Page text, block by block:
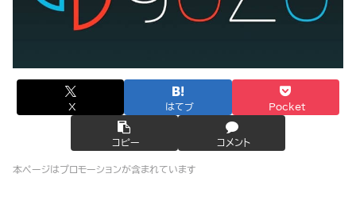
X はてブ Pocket
コピー コメント
本ページはプロモーションが含まれています